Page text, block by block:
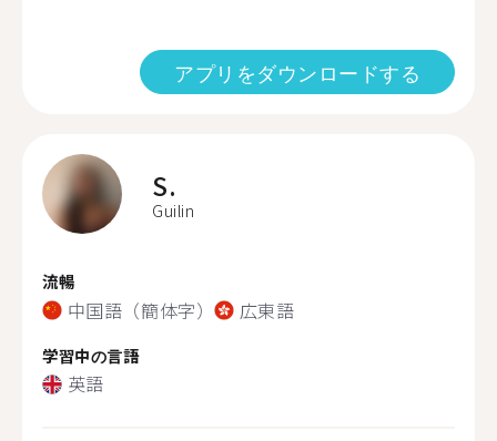
アプリをダウンロードする
S.
Guilin
流暢
中国語（簡体字） 広東語
学習中の言語
英語